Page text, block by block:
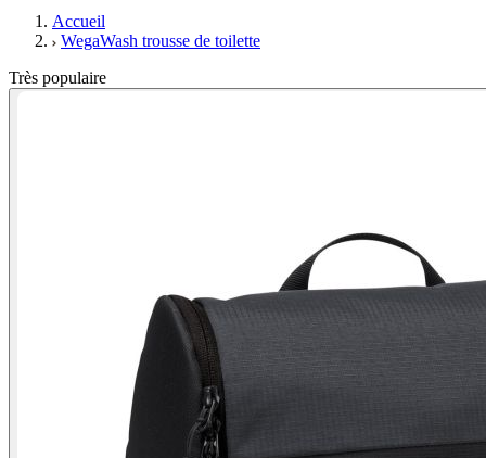
Accueil
WegaWash trousse de toilette
Très populaire